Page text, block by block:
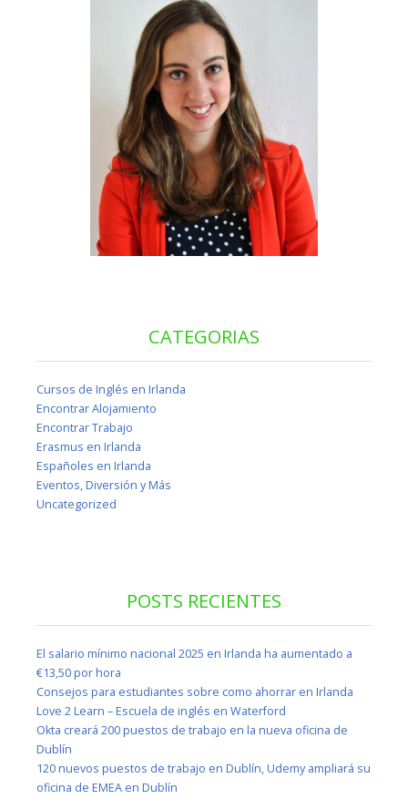
CATEGORIAS
Cursos de Inglés en Irlanda
Encontrar Alojamiento
Encontrar Trabajo
Erasmus en Irlanda
Españoles en Irlanda
Eventos, Diversión y Más
Uncategorized
POSTS RECIENTES
El salario mínimo nacional 2025 en Irlanda ha aumentado a
€13,50 por hora
Consejos para estudiantes sobre como ahorrar en Irlanda
Love 2 Learn – Escuela de inglés en Waterford
Okta creará 200 puestos de trabajo en la nueva oficina de
Dublín
120 nuevos puestos de trabajo en Dublín, Udemy ampliará su
oficina de EMEA en Dublín